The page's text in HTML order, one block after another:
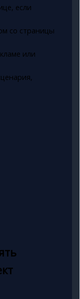
если
со страницы
или